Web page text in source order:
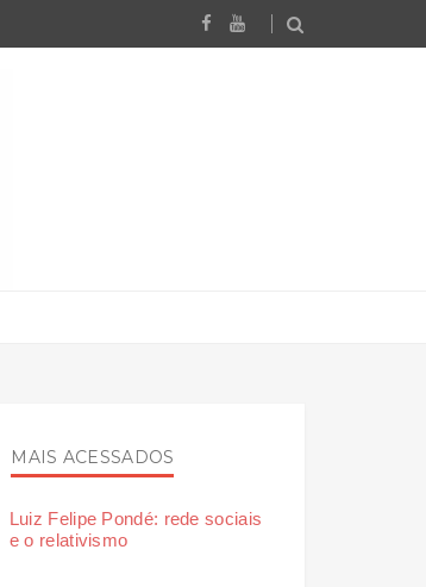
MAIS ACESSADOS
Luiz Felipe Pondé: rede sociais
e o relativismo